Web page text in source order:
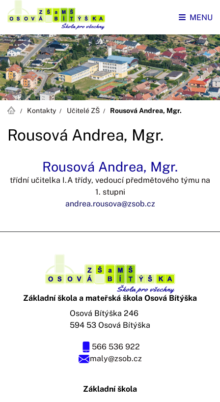
MENU
Kontakty Učitelé ZŠ Rousová Andrea, Mgr.
Rousová Andrea, Mgr.
Rousová Andrea, Mgr.
třídní učitelka I.A třídy, vedoucí předmětového týmu na
1. stupni
andrea.rousova@zsob.cz
Základní škola a mateřská škola Osová Bítýška
maly@zsob.cz
566 536 922
Osová Bítýška 246
594 53 Osová Bítýška
Základní škola